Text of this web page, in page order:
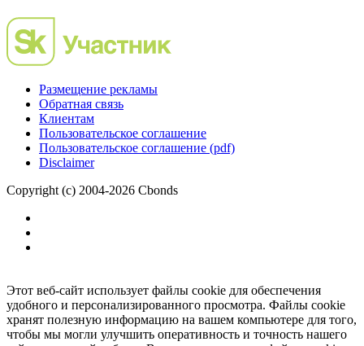
Размещение рекламы
Обратная связь
Клиентам
Пользовательское соглашение
Пользовательское соглашение (pdf)
Disclaimer
Copyright (c) 2004-2026 Cbonds
Этот веб-сайт использует файлы cookie для обеспечения
удобного и персонализированного просмотра. Файлы cookie
хранят полезную информацию на вашем компьютере для того,
чтобы мы могли улучшить оперативность и точность нашего